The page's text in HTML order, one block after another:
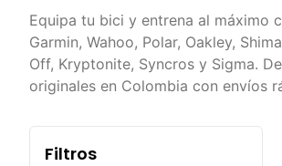
Equipa tu bici y entrena al máximo
Garmin, Wahoo, Polar, Oakley,
Off, Kryptonite, Syncros y Sigma.
originales en Colombia con envíos
Filtros